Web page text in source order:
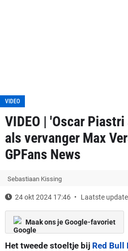
VIDEO
VIDEO | 'Oscar
als vervanger Max
GPFans News
Sebastiaan Kissing
24 okt 2024 17:46 Laatste
Maak ons je Google-favoriet
Het tweede stoeltje bij Red Bull